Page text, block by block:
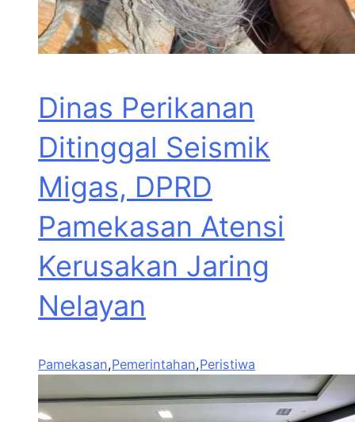
Dinas Perikanan
Ditinggal Seismik
Migas, DPRD
Pamekasan Atensi
Kerusakan Jaring
Nelayan
Pamekasan,Pemerintahan,Peristiwa